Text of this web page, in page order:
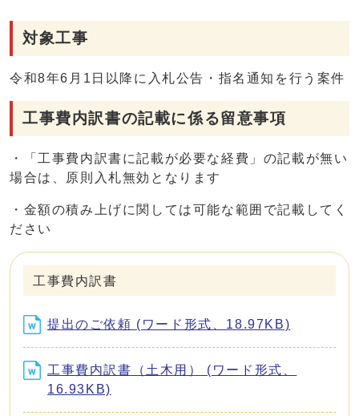
対象工事
令和8年6月1日以降に入札公告・指名通知を行う案件
工事費内訳書の記載に係る留意事項
・「工事費内訳書に記載が必要な経費」の記載が無い
場合は、原則入札無効となります
・金額の積み上げに関しては可能な範囲で記載してく
ださい
工事費内訳書
提出のご依頼 (ワード形式、18.97KB)
工事費内訳書（土木用） (ワード形式、
16.93KB)